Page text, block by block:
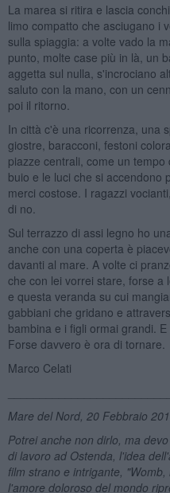
La marea si ritira e lascia
limo compatto che asciugano i
sulla spiaggia: a volte vado la
punto, molte case più in là, un
aggetta sul nulla, s'incrociano
saluto con la mano, con un
poi il ritorno.
In città c'è una ricorrenza, una
giostre, baracconi, festoni
piazze centrali, come un
buio e le luci che si accendono
merci costose. I ragazzi
di no.
Sul terrazzo di assi legno ho
anche con una coperta è
davanti al mare. A volte ci
che con lei vorrei stare, forse a
e questa veranda su cui
gabbiani che gridano e
bambina e i figli ormai grandi.
Forse davvero è ora di tornare.
Marco Celati
Mare del Nord, 20 Febbraio
Potrei anche non dirlo, ma
di lavoro ad Ostenda, l'idea
film strano e intrigante,
l'amore doloroso del mondo